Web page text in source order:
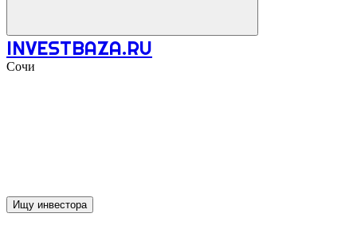
INVESTBAZA.RU
Сочи
Ищу инвестора